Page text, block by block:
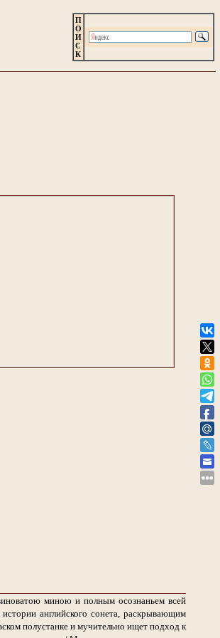
П
О
И
С
К
миною и полным осознаньем всей
английского сонета, раскрывающим
полустанке и мучительно ищет подход к